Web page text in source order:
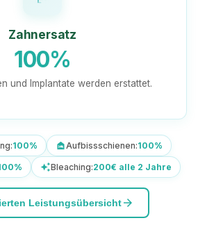
Zahnersatz
100%
und Implantate werden erstattet.
100% night_shelterAufbissschienen:100%
auto_awesomeBleaching:200€ alle 2 Jahre
Leistungsübersichtarrow_forward